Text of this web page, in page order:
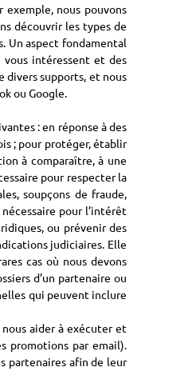
nous pouvons
découvrir les types de
Un aspect fondamental
intéressent et des
divers supports, et nous
ou Google.
: en réponse à des
; pour protéger, établir
à comparaître, à une
pour respecter la
soupçons de fraude,
pour l’intérêt
ou prévenir des
judiciaires. Elle
cas où nous devons
d’un partenaire ou
qui peuvent inclure
aider à exécuter et
promotions par email).
partenaires afin de leur